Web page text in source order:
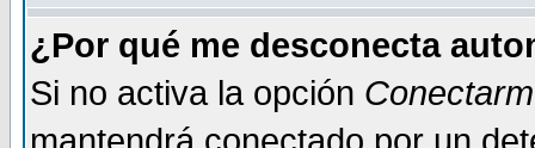
¿Por qué me desconecta
Si no activa la opción